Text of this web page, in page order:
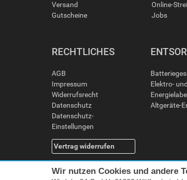
Versand
Gutscheine
Online-
Jobs
RECHTLICHES
AGB
Impressum
Widerrufsrecht
Datenschutz
Datenschutz-
Einstellungen
Vertrag widerrufen
Elektro-
Energielabel
Altgeräte-
Wir nutzen Cookies und andere